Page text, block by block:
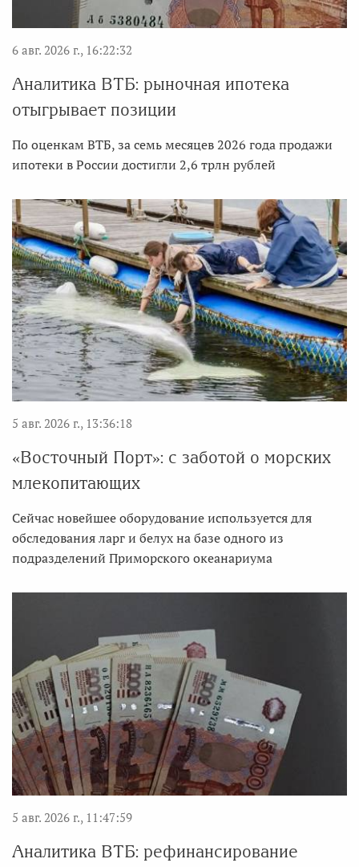
6 авг. 2026 г., 16:22:32
Аналитика ВТБ: рыночная ипотека
отыгрывает позиции
По оценкам ВТБ, за семь месяцев 2026 года продажи
ипотеки в России достигли 2,6 трлн рублей
5 авг. 2026 г., 13:36:18
«Восточный Порт»: с заботой о морских
млекопитающих
Сейчас новейшее оборудование используется для
обследования ларг и белух на базе одного из
подразделений Приморского океанариума
5 авг. 2026 г., 11:47:59
Аналитика ВТБ: рефинансирование